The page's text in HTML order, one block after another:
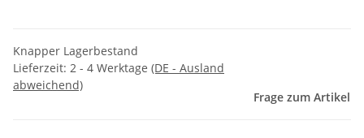
Knapper Lagerbestand
Lieferzeit: 2 - 4 Werktage (DE - Ausland
abweichend)
Frage zum Artikel